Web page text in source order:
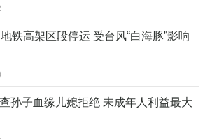
铁高架区段停运 受台风“白海豚”影响
孙子血缘儿媳拒绝 未成年人利益最大